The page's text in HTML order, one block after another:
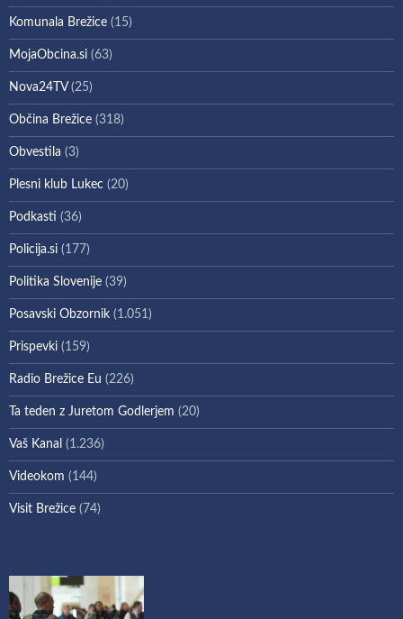
Komunala Brežice (15)
MojaObcina.si (63)
Nova24TV(25)
Občina Brežice (318)
Obvestila (3)
Plesni klub Lukec (20)
Podkasti (36)
Policija.si (177)
Politika Slovenije (39)
Posavski Obzornik (1.051)
Prispevki (159)
Radio Brežice Eu (226)
Ta teden z Juretom Godlerjem (20)
Vaš Kanal (1.236)
Videokom (144)
Visit Brežice (74)